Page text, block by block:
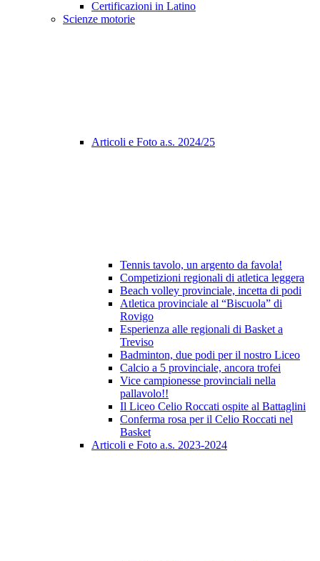
Certificazioni in Latino
Scienze motorie
Articoli e Foto a.s. 2024/25
Tennis tavolo, un argento da favola!
Competizioni regionali di atletica leggera
Beach volley provinciale, incetta di podi
Atletica provinciale al “Biscuola” di
Rovigo
Esperienza alle regionali di Basket a
Treviso
Badminton, due podi per il nostro Liceo
Calcio a 5 provinciale, ancora trofei
Vice campionesse provinciali nella
pallavolo!!
Il Liceo Celio Roccati ospite al Battaglini
Conferma rosa per il Celio Roccati nel
Basket
Articoli e Foto a.s. 2023-2024